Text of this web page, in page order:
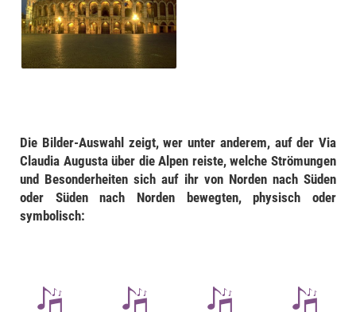
Die Bilder-Auswahl zeigt, wer unter anderem, auf der Via
Claudia Augusta über die Alpen reiste, welche Strömungen
und Besonderheiten sich auf ihr von Norden nach Süden
oder Süden nach Norden bewegten, physisch oder
symbolisch: